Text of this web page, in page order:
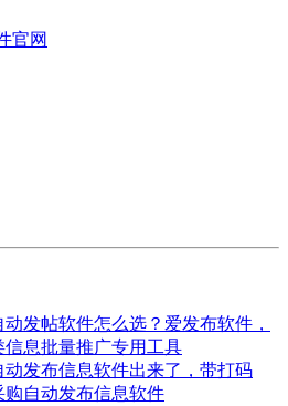
发帖软件怎么选？爱发布软件，
信息批量推广专用工具
动发布信息软件出来了，带打码
购自动发布信息软件